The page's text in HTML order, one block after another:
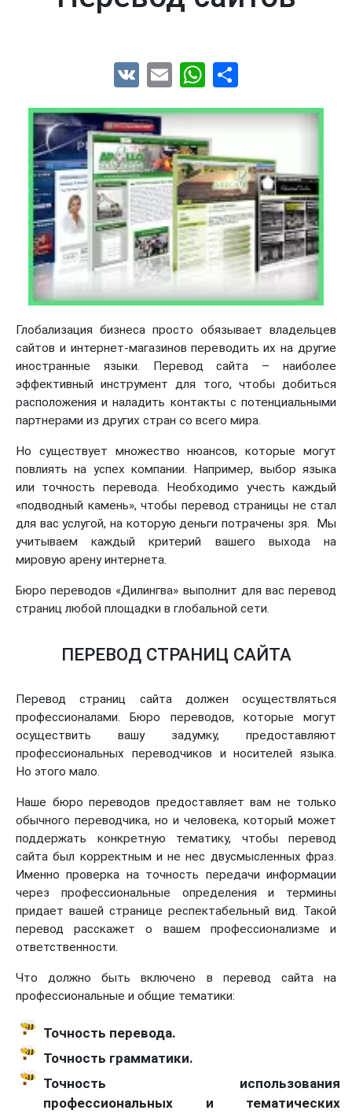
VK Email WhatsApp
Глобализация бизнеса просто обязывает владельцев
сайтов и интернет-магазинов переводить их на другие
иностранные языки. Перевод сайта – наиболее
эффективный инструмент для того, чтобы добиться
расположения и наладить контакты с потенциальными
партнерами из других стран со всего мира.
Но существует множество нюансов, которые могут
повлиять на успех компании. Например, выбор языка
или точность перевода. Необходимо учесть каждый
«подводный камень», чтобы перевод страницы не стал
для вас услугой, на которую деньги потрачены зря. Мы
учитываем каждый критерий вашего выхода на
мировую арену интернета.
Бюро переводов «Дилингва» выполнит для вас перевод
страниц любой площадки в глобальной сети.
ПЕРЕВОД СТРАНИЦ САЙТА
Перевод страниц сайта должен осуществляться
профессионалами. Бюро переводов, которые могут
осуществить вашу задумку, предоставляют
профессиональных переводчиков и носителей языка.
Но этого мало.
Наше бюро переводов предоставляет вам не только
обычного переводчика, но и человека, который может
поддержать конкретную тематику, чтобы перевод
сайта был корректным и не нес двусмысленных фраз.
Именно проверка на точность передачи информации
через профессиональные определения и термины
придает вашей странице респектабельный вид. Такой
перевод расскажет о вашем профессионализме и
ответственности.
Что должно быть включено в перевод сайта на
профессиональные и общие тематики:
Точность перевода.
Точность грамматики.
Точность использования
профессиональных и тематических